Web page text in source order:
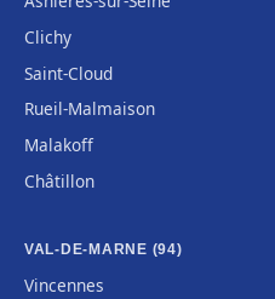
Clichy
Saint-Cloud
Rueil-Malmaison
Malakoff
Châtillon
VAL-DE-MARNE (94)
Vincennes